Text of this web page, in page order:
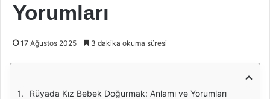
Yorumları
17 Ağustos 2025 3 dakika okuma süresi
Rüyada Kız Bebek Doğurmak: Anlamı ve Yorumları